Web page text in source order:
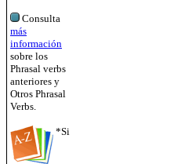
Consulta
más
información
sobre los
Phrasal verbs
anteriores y
Otros Phrasal
Verbs.
*Si